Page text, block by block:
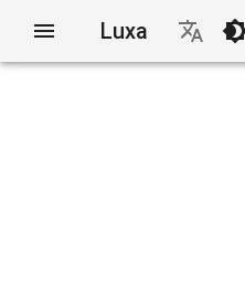
Luxa